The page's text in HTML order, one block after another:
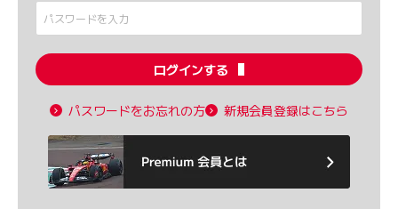
ログインする
パスワードをお忘れの方 新規会員登録はこちら